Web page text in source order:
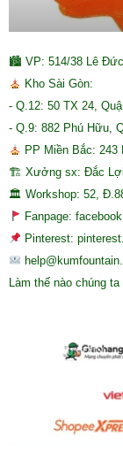
🏙 VP: 514/38 Lê Đức
Kho Sài Gòn:
- Q.12: 50 TX 24,
- Q.9: 882 Phú Hữu,
PP Miền Bắc: 243
🏗 Xưởng sx: Đắc
🏛 Workshop: 52,
Fanpage:
Pinterest:
Làm thế nào chúng